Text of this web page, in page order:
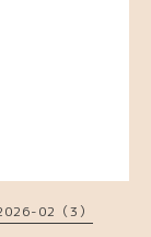
02（3）